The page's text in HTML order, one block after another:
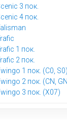
3 пок.
4 пок.
1 пок.
2 пок.
1 пок. (C0, S0)
2 пок. (CN,
3 пок. (X07)